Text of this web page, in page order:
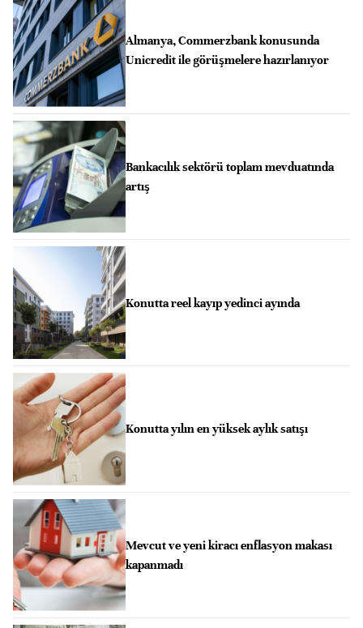
Almanya, Commerzbank konusunda
Unicredit ile görüşmelere hazırlanıyor
Bankacılık sektörü toplam mevduatında
artış
Konutta reel kayıp yedinci ayında
Konutta yılın en yüksek aylık satışı
Mevcut ve yeni kiracı enflasyon makası
kapanmadı